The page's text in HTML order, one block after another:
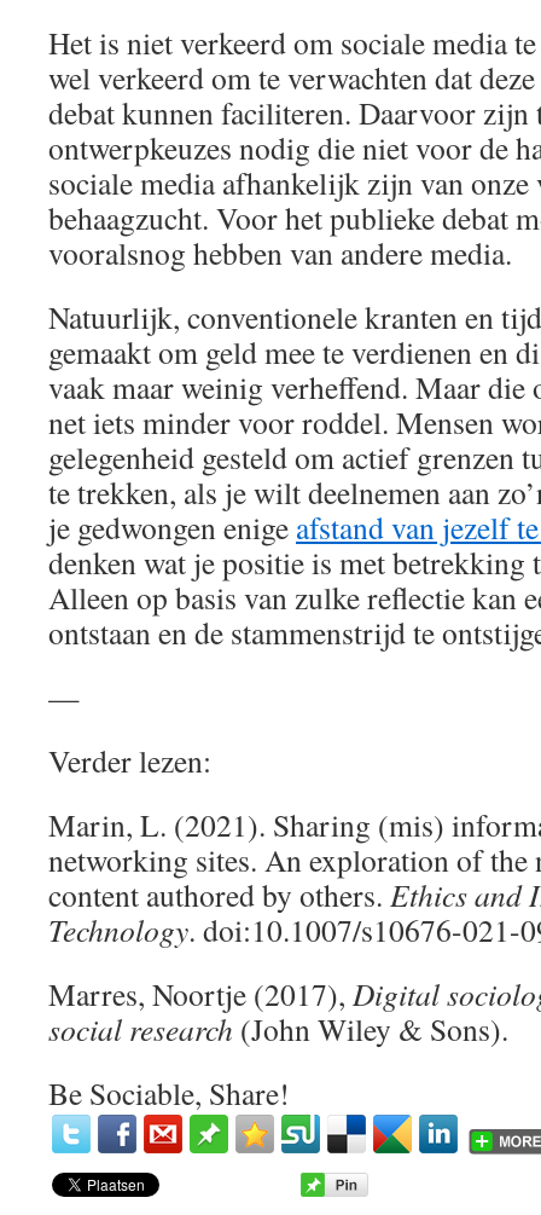
Het is niet verkeerd om sociale media
wel verkeerd om te verwachten dat
debat kunnen faciliteren. Daarvoor zijn
ontwerpkeuzes nodig die niet voor de
sociale media afhankelijk zijn van onze
behaagzucht. Voor het publieke debat
vooralsnog hebben van andere media.
Natuurlijk, conventionele kranten en
gemaakt om geld mee te verdienen en
vaak maar weinig verheffend. Maar die
net iets minder voor roddel. Mensen
gelegenheid gesteld om actief grenzen
te trekken, als je wilt deelnemen aan
je gedwongen enige afstand van jezelf
denken wat je positie is met betrekking
Alleen op basis van zulke reflectie kan
ontstaan en de stammenstrijd te
—
Verder lezen:
Marin, L. (2021). Sharing (mis)
networking sites. An exploration of
content authored by others. Ethics and
Technology. doi:10.1007/s10676-021-
Marres, Noortje (2017), Digital
social research (John Wiley & Sons).
Be Sociable, Share!